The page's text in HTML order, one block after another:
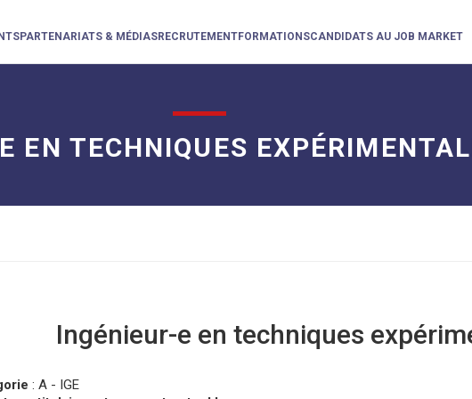
PARTENARIATS & MÉDIASRECRUTEMENTFORMATIONSCANDIDATS AU JOB MARKET
EN TECHNIQUES
Ingénieur-e en techniques
: A - IGE